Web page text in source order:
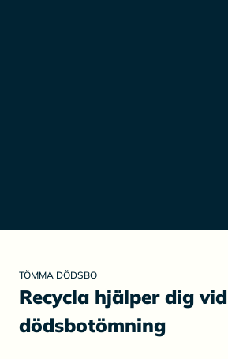
TÖMMA DÖDSBO
Recycla hjälper dig vid
dödsbotömning